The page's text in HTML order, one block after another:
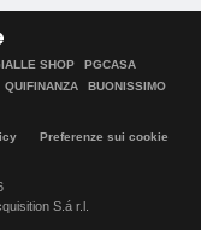
SHOP
PGCASA
QUIFINANZA
BUONISSIMO
Preferenze sui cookie
S.á r.l.